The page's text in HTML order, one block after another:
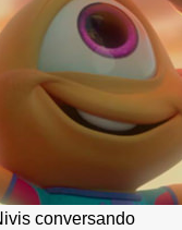
conversando